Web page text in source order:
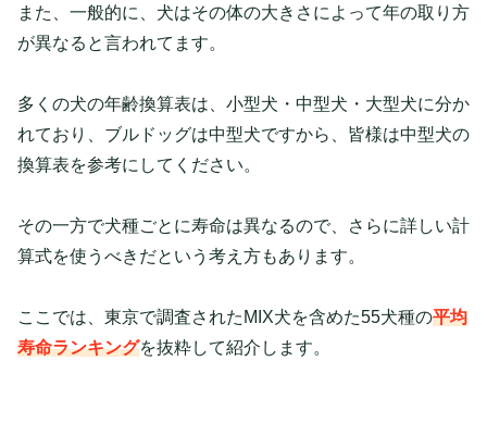
また、一般的に、犬はその体の大きさによって年の取り方
が異なると言われてます。
多くの犬の年齢換算表は、小型犬・中型犬・大型犬に分か
れており、ブルドッグは中型犬ですから、皆様は中型犬の
換算表を参考にしてください。
その一方で犬種ごとに寿命は異なるので、さらに詳しい計
算式を使うべきだという考え方もあります。
ここでは、東京で調査されたMIX犬を含めた55犬種の平均
寿命ランキングを抜粋して紹介します。